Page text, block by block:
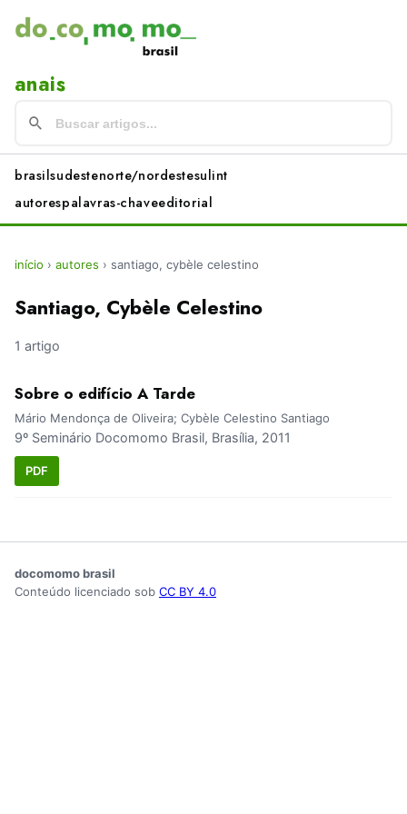
anais
brasilsudestenorte/nordestesulint
autorespalavras-chaveeditorial
início › autores › santiago, cybèle celestino
Santiago, Cybèle Celestino
1 artigo
Sobre o edifício A Tarde
Mário Mendonça de Oliveira; Cybèle Celestino Santiago
9º Seminário Docomomo Brasil, Brasília, 2011
PDF
docomomo brasil
Conteúdo licenciado sob CC BY 4.0